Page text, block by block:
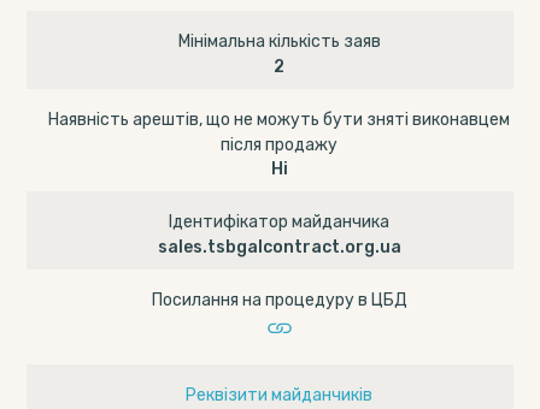
Мінімальна кількість заяв
2
Наявність арештів, що не можуть бути зняті виконавцем
після продажу
Ні
Ідентифікатор майданчика
sales.tsbgalcontract.org.ua
Посилання на процедуру в ЦБД
Реквізити майданчиків